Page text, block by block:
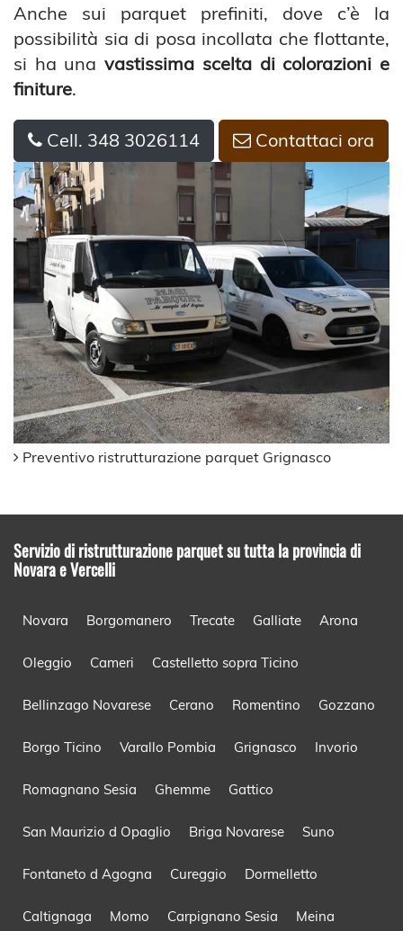
Anche sui parquet prefiniti, dove c’è la
possibilità sia di posa incollata che flottante,
si ha unavastissima scelta di colorazioni e
finiture.
Cell. 348 3026114 Contattaci ora
Preventivo ristrutturazione parquet Grignasco
Servizio di ristrutturazione parquet su tutta la provincia di
Novara e Vercelli
Novara Borgomanero Trecate Galliate Arona
Oleggio Cameri Castelletto sopra Ticino
Bellinzago Novarese Cerano Romentino Gozzano
Borgo Ticino Varallo Pombia Grignasco Invorio
Romagnano Sesia Ghemme Gattico
San Maurizio d Opaglio Briga Novarese Suno
Fontaneto d Agogna Cureggio Dormelletto
Caltignaga Momo Carpignano Sesia Meina